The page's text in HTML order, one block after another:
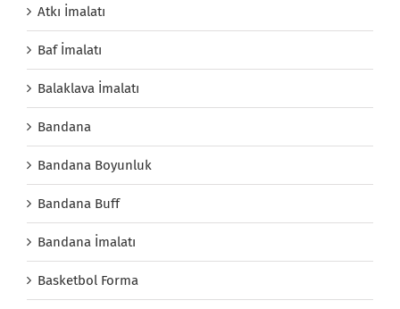
Atkı İmalatı
Baf İmalatı
Balaklava İmalatı
Bandana
Bandana Boyunluk
Bandana Buff
Bandana İmalatı
Basketbol Forma